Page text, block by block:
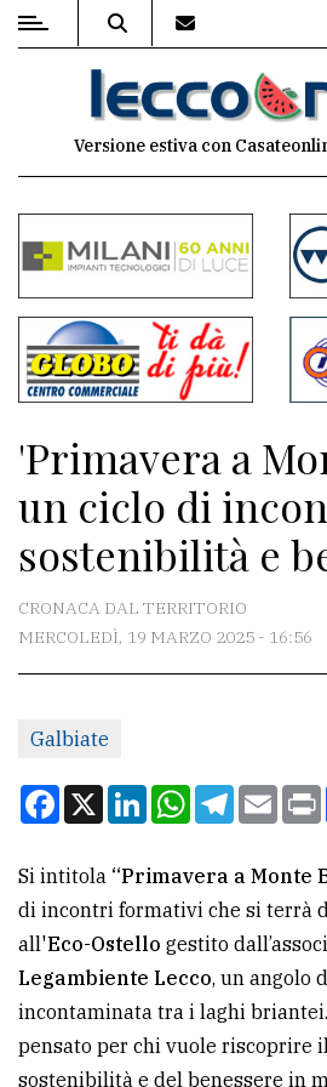
MENU
commenti
Contenuti
del
sito
Meteo
CONTATTI
La
redazione
Per
tua
CERCA
Cerca
per
comune
Versione estiva con
'Primavera a
un ciclo di
sostenibilità e
CRONACA DAL TERRITORIO
MERCOLEDÌ, 19 MARZO 2025 - 16:56
Galbiate
Facebook
X LinkedInWhatsApp
Telegram
Si intitola “Primavera a Monte
di incontri formativi che si terrà
all'Eco-Ostello gestito
Legambiente Lecco, un angolo
incontaminata tra i laghi
pensato per chi vuole riscoprire
sostenibilità e del benessere in